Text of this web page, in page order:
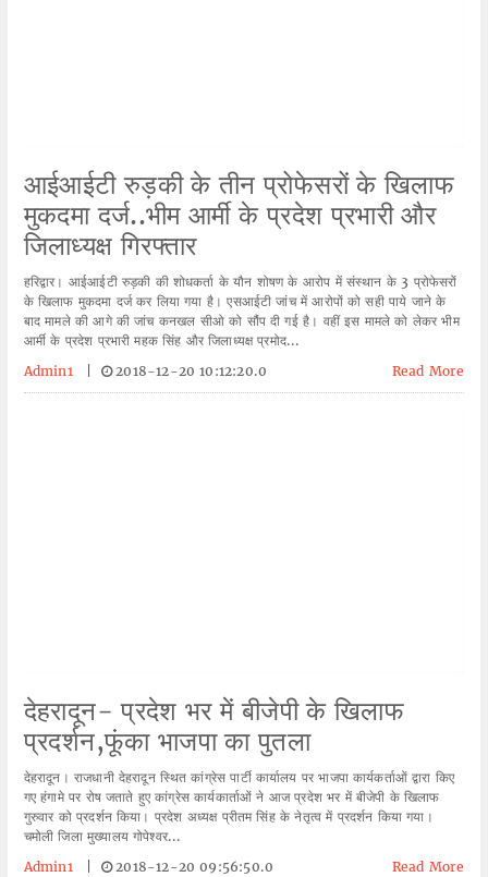
आईआईटी रुड़की के तीन प्रोफेसरों के खिलाफ
मुकदमा दर्ज..भीम आर्मी के प्रदेश प्रभारी और
जिलाध्यक्ष गिरफ्तार
हरिद्वार। आईआईटी रुड़की की शोधकर्ता के यौन शोषण के आरोप में संस्थान के 3 प्रोफेसरों
के खिलाफ मुकदमा दर्ज कर लिया गया है। एसआईटी जांच में आरोपों को सही पाये जाने के
बाद मामले की आगे की जांच कनखल सीओ को सौंप दी गई है। वहीं इस मामले को लेकर भीम
आर्मी के प्रदेश प्रभारी महक सिंह और जिलाध्यक्ष प्रमोद...
Admin1
2018-12-20 10:12:20.0 Read More
देहरादून- प्रदेश भर में बीजेपी के खिलाफ
प्रदर्शन,फूंका भाजपा का पुतला
देहरादून। राजधानी देहरादून स्थित कांग्रेस पार्टी कार्यालय पर भाजपा कार्यकर्ताओं द्वारा किए
गए हंगामे पर रोष जताते हुए कांग्रेस कार्यकार्ताओं ने आज प्रदेश भर में बीजेपी के खिलाफ
गुरुवार को प्रदर्शन किया। प्रदेश अध्यक्ष प्रीतम सिंह के नेतृत्व में प्रदर्शन किया गया।
चमोली जिला मुख्यालय गोपेश्वर...
Admin1
2018-12-20 09:56:50.0 Read More